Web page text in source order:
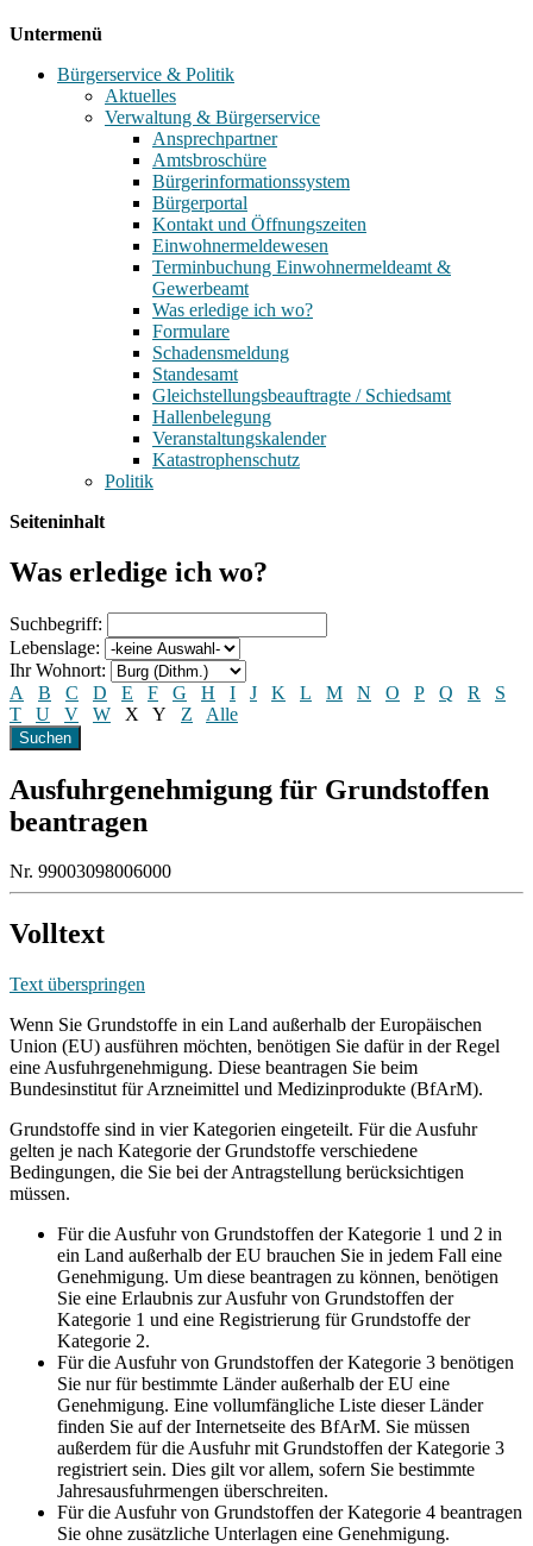
Untermenü
Bürgerservice & Politik
Aktuelles
Verwaltung & Bürgerservice
Ansprechpartner
Amtsbroschüre
Bürgerinformationssystem
Bürgerportal
Kontakt und Öffnungszeiten
Einwohnermeldewesen
Terminbuchung Einwohnermeldeamt &
Gewerbeamt
Was erledige ich wo?
Formulare
Schadensmeldung
Standesamt
Gleichstellungsbeauftragte / Schiedsamt
Hallenbelegung
Veranstaltungskalender
Katastrophenschutz
Politik
Seiteninhalt
Was erledige ich wo?
Suchbegriff:
Lebenslage:
Ihr Wohnort:
A
B C D E F G H I J K L M N O P Q R
S
T
U V W X Y Z Alle
Ausfuhrgenehmigung für Grundstoffen
beantragen
Nr. 99003098006000
Volltext
Text überspringen
Wenn Sie Grundstoffe in ein Land außerhalb der Europäischen
Union (EU) ausführen möchten, benötigen Sie dafür in der Regel
eine Ausfuhrgenehmigung. Diese beantragen Sie beim
Bundesinstitut für Arzneimittel und Medizinprodukte (BfArM).
Grundstoffe sind in vier Kategorien eingeteilt. Für die Ausfuhr
gelten je nach Kategorie der Grundstoffe verschiedene
Bedingungen, die Sie bei der Antragstellung berücksichtigen
müssen.
Für die Ausfuhr von Grundstoffen der Kategorie 1 und 2 in
ein Land außerhalb der EU brauchen Sie in jedem Fall eine
Genehmigung. Um diese beantragen zu können, benötigen
Sie eine Erlaubnis zur Ausfuhr von Grundstoffen der
Kategorie 1 und eine Registrierung für Grundstoffe der
Kategorie 2.
Für die Ausfuhr von Grundstoffen der Kategorie 3 benötigen
Sie nur für bestimmte Länder außerhalb der EU eine
Genehmigung. Eine vollumfängliche Liste dieser Länder
finden Sie auf der Internetseite des BfArM. Sie müssen
außerdem für die Ausfuhr mit Grundstoffen der Kategorie 3
registriert sein. Dies gilt vor allem, sofern Sie bestimmte
Jahresausfuhrmengen überschreiten.
Für die Ausfuhr von Grundstoffen der Kategorie 4 beantragen
Sie ohne zusätzliche Unterlagen eine Genehmigung.